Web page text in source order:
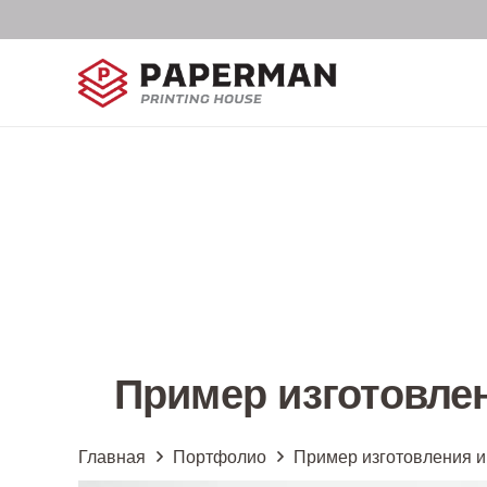
Пример
Главная Портфолио Пример изготовления